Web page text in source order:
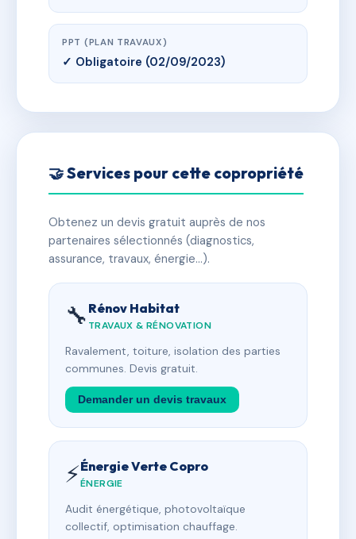
PPT (PLAN TRAVAUX)
✓ Obligatoire (02/09/2023)
🤝 Services pour cette copropriété
Obtenez un devis gratuit auprès de nos
partenaires sélectionnés (diagnostics,
assurance, travaux, énergie…).
🔧 Rénov Habitat
TRAVAUX & RÉNOVATION
Ravalement, toiture, isolation des parties
communes. Devis gratuit.
Demander un devis travaux
⚡Énergie Verte Copro
ÉNERGIE
Audit énergétique, photovoltaïque
collectif, optimisation chauffage.